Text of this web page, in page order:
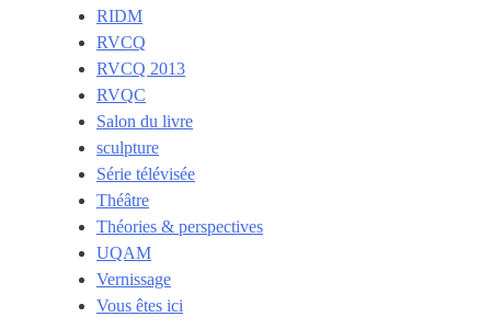
RIDM
RVCQ
RVCQ 2013
RVQC
Salon du livre
sculpture
Série télévisée
Théâtre
Théories & perspectives
UQAM
Vernissage
Vous êtes ici